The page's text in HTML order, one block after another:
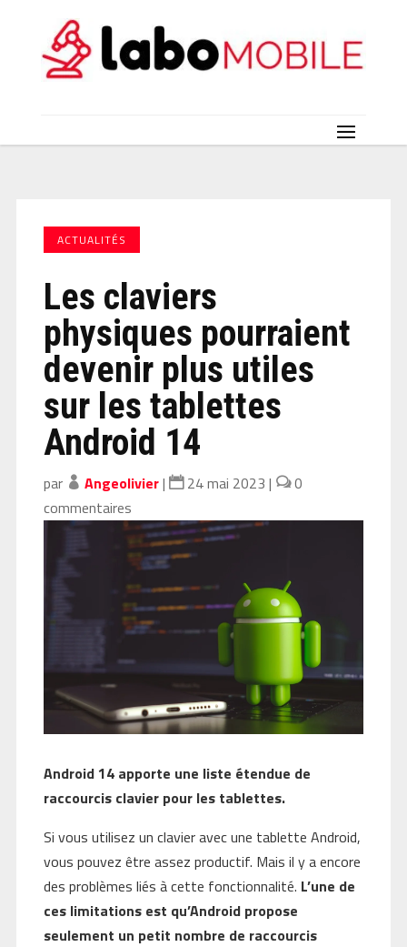
ACTUALITÉS
Les claviers
physiques pourraient
devenir plus utiles
sur les tablettes
Android 14
par Angeolivier| 24 mai 2023 |
0
commentaires
Android 14 apporte une liste étendue de
raccourcis clavier pour les tablettes.
Si vous utilisez un clavier avec une tablette Android,
vous pouvez être assez productif. Mais il y a encore
des problèmes liés à cette fonctionnalité. L’une de
ces limitations est qu’Android propose
seulement un petit nombre de raccourcis